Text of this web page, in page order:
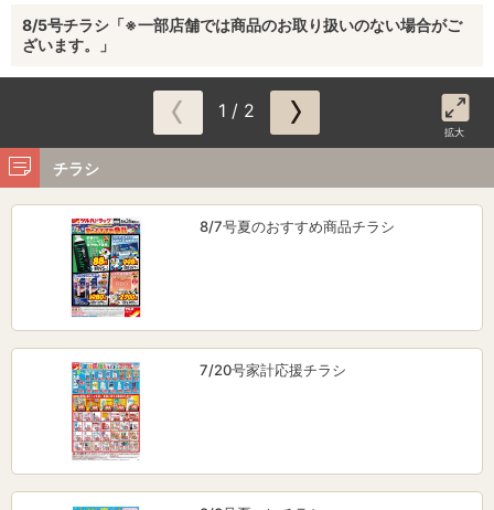
8/5号チラシ「※一部店舗では商品のお取り扱いのない場合がご
ざいます。」
1 / 2
拡大
チラシ
8/7号夏のおすすめ商品チラシ
7/20号家計応援チラシ